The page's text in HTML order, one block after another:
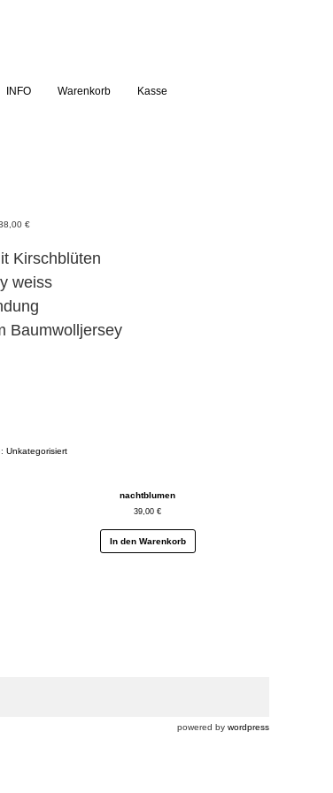
INFO Warenkorb Kasse
€
Kirschblüten
weiss
Baumwolljersey
Unkategorisiert
nachtblumen
39,00€
In den Warenkorb
powered by wordpress